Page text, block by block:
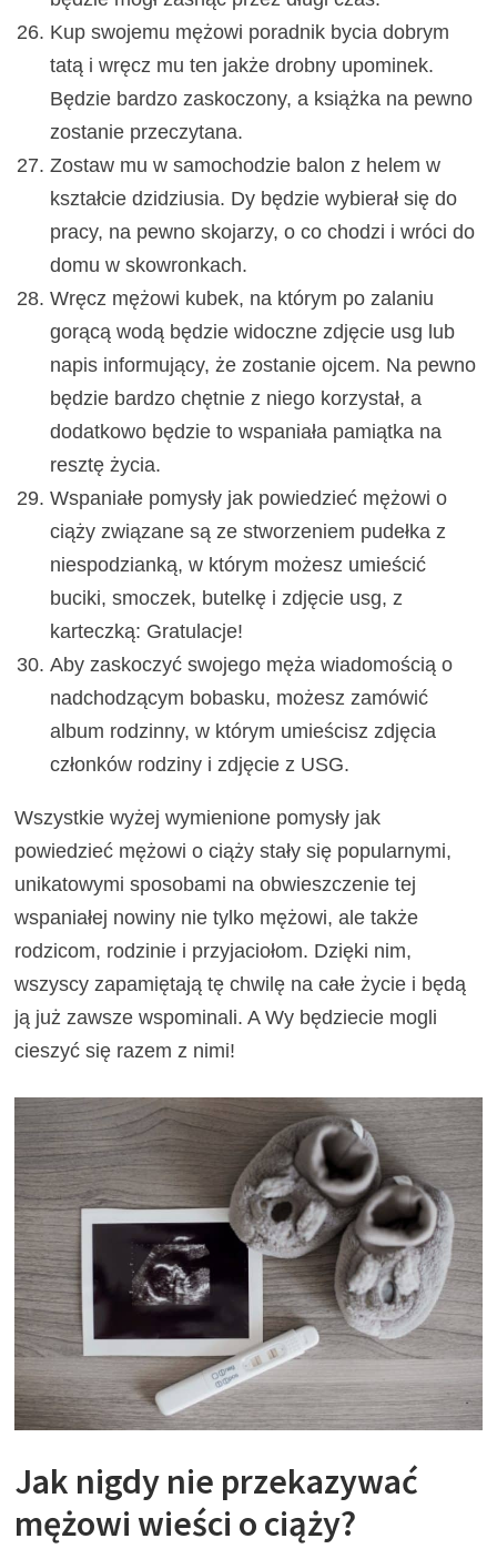
Kup swojemu mężowi poradnik bycia dobrym
tatą i wręcz mu ten jakże drobny upominek.
Będzie bardzo zaskoczony, a książka na pewno
zostanie przeczytana.
Zostaw mu w samochodzie balon z helem w
kształcie dzidziusia. Dy będzie wybierał się do
pracy, na pewno skojarzy, o co chodzi i wróci do
domu w skowronkach.
Wręcz mężowi kubek, na którym po zalaniu
gorącą wodą będzie widoczne zdjęcie usg lub
napis informujący, że zostanie ojcem. Na pewno
będzie bardzo chętnie z niego korzystał, a
dodatkowo będzie to wspaniała pamiątka na
resztę życia.
Wspaniałe pomysły jak powiedzieć mężowi o
ciąży związane są ze stworzeniem pudełka z
niespodzianką, w którym możesz umieścić
buciki, smoczek, butelkę i zdjęcie usg, z
karteczką: Gratulacje!
Aby zaskoczyć swojego męża wiadomością o
nadchodzącym bobasku, możesz zamówić
album rodzinny, w którym umieścisz zdjęcia
członków rodziny i zdjęcie z USG.
Wszystkie wyżej wymienione pomysły jak
powiedzieć mężowi o ciąży stały się popularnymi,
unikatowymi sposobami na obwieszczenie tej
wspaniałej nowiny nie tylko mężowi, ale także
rodzicom, rodzinie i przyjaciołom. Dzięki nim,
wszyscy zapamiętają tę chwilę na całe życie i będą
ją już zawsze wspominali. A Wy będziecie mogli
cieszyć się razem z nimi!
Jak nigdy nie przekazywać
mężowi wieści o ciąży?